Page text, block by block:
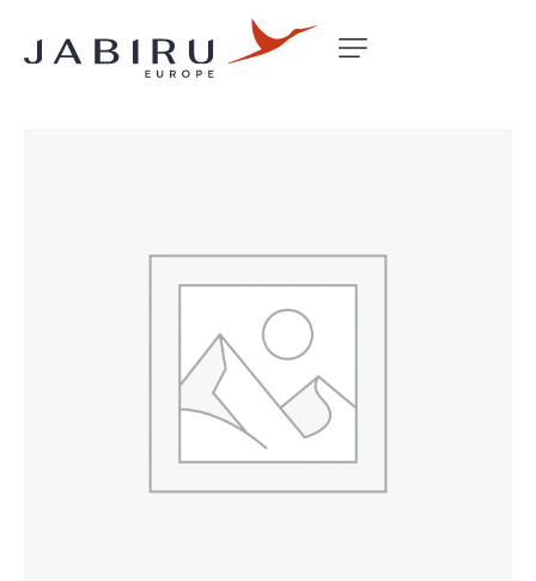
Accueil Non classé